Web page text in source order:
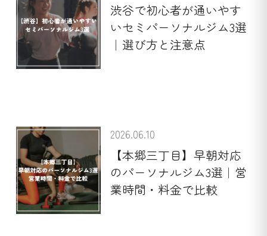
渋谷で初心者が通いやす
いセミパーソナルジム3選
｜選び方と注意点
2026.06.10
【本郷三丁目】早朝対応
のパーソナルジム3選｜営
業時間・料金で比較